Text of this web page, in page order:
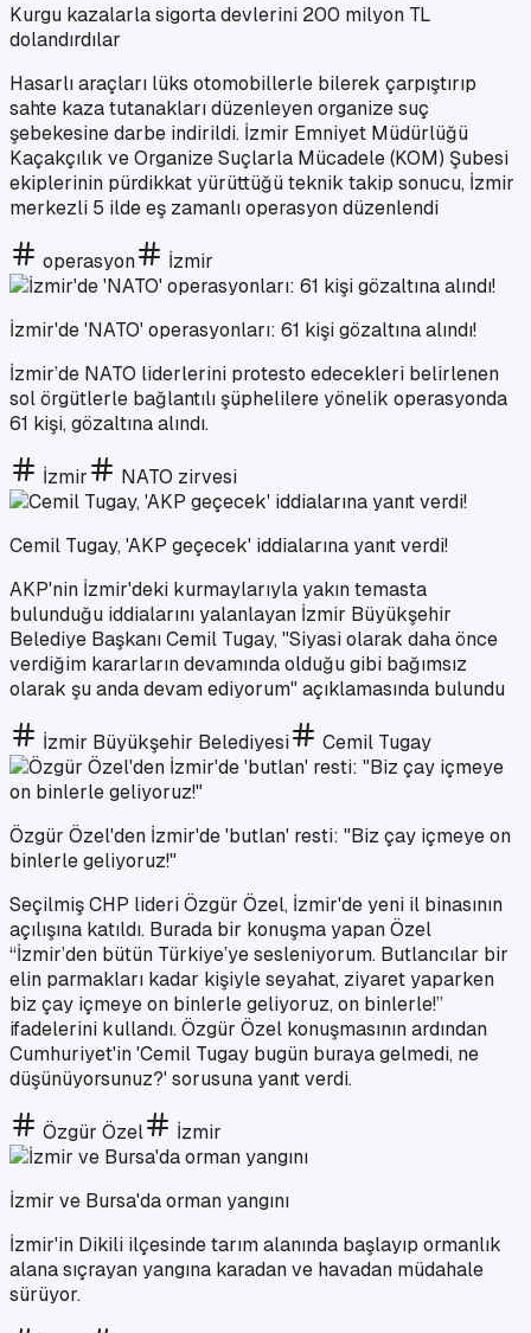
Kurgu kazalarla sigorta devlerini 200 milyon TL
dolandırdılar
Hasarlı araçları lüks otomobillerle bilerek çarpıştırıp
sahte kaza tutanakları düzenleyen organize suç
şebekesine darbe indirildi. İzmir Emniyet Müdürlüğü
Kaçakçılık ve Organize Suçlarla Mücadele (KOM) Şubesi
ekiplerinin pürdikkat yürüttüğü teknik takip sonucu, İzmir
merkezli 5 ilde eş zamanlı operasyon düzenlendi
operasyon İzmir
İzmir'de 'NATO' operasyonları: 61 kişi gözaltına alındı!
İzmir’de NATO liderlerini protesto edecekleri belirlenen
sol örgütlerle bağlantılı şüphelilere yönelik operasyonda
61 kişi, gözaltına alındı.
İzmir NATO zirvesi
Cemil Tugay, 'AKP geçecek' iddialarına yanıt verdi!
AKP'nin İzmir'deki kurmaylarıyla yakın temasta
bulunduğu iddialarını yalanlayan İzmir Büyükşehir
Belediye Başkanı Cemil Tugay, "Siyasi olarak daha önce
verdiğim kararların devamında olduğu gibi bağımsız
olarak şu anda devam ediyorum" açıklamasında bulundu
İzmir Büyükşehir Belediyesi Cemil Tugay
Özgür Özel'den İzmir'de 'butlan' resti: "Biz çay içmeye on
binlerle geliyoruz!"
Seçilmiş CHP lideri Özgür Özel, İzmir'de yeni il binasının
açılışına katıldı. Burada bir konuşma yapan Özel
“İzmir’den bütün Türkiye’ye sesleniyorum. Butlancılar bir
elin parmakları kadar kişiyle seyahat, ziyaret yaparken
biz çay içmeye on binlerle geliyoruz, on binlerle!”
ifadelerini kullandı. Özgür Özel konuşmasının ardından
Cumhuriyet'in 'Cemil Tugay bugün buraya gelmedi, ne
düşünüyorsunuz?' sorusuna yanıt verdi.
Özgür Özel İzmir
İzmir ve Bursa'da orman yangını
İzmir'in Dikili ilçesinde tarım alanında başlayıp ormanlık
alana sıçrayan yangına karadan ve havadan müdahale
sürüyor.